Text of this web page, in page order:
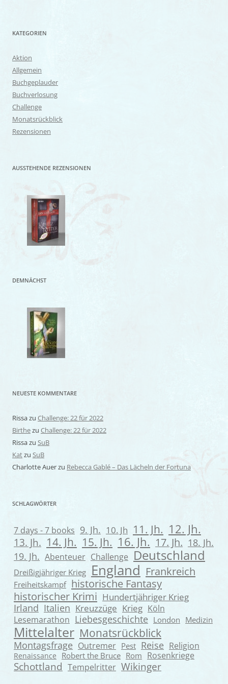
KATEGORIEN
Aktion
Allgemein
Buchgeplauder
Buchverlosung
Challenge
Monatsrückblick
Rezensionen
AUSSTEHENDE REZENSIONEN
DEMNÄCHST
NEUESTE KOMMENTARE
Rissazu Challenge: 22 für 2022
Birthezu Challenge: 22 für 2022
Rissazu SuB
Katzu SuB
Charlotte Auerzu Rebecca Gablé – Das Lächeln der Fortuna
SCHLAGWÖRTER
7 days - 7 books 9. Jh. 10. Jh 11. Jh. 12. Jh.
13. Jh. 14. Jh. 15. Jh. 16. Jh. 17. Jh. 18. Jh.
19. Jh. Abenteuer Challenge Deutschland
Dreißigjähriger Krieg England Frankreich
Freiheitskampf historische Fantasy
historischer Krimi Hundertjähriger Krieg
Irland Italien Kreuzzüge Krieg Köln
Lesemarathon Liebesgeschichte London Medizin
Mittelalter Monatsrückblick
Montagsfrage Outremer Pest Reise Religion
Renaissance Robert the Bruce Rom Rosenkriege
Schottland Tempelritter Wikinger